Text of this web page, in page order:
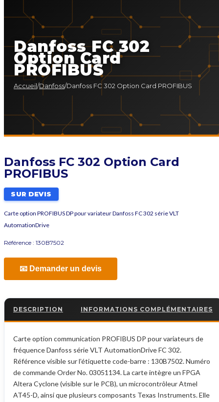
Danfoss FC 302
Option Card
PROFIBUS
Accueil/Danfoss/Danfoss FC 302 Option Card PROFIBUS
Danfoss FC 302 Option Card
PROFIBUS
SUR DEVIS
Carte option PROFIBUS DP pour variateur Danfoss FC 302 série VLT
AutomationDrive
Référence : 130B7502
📧 Demander un devis
DESCRIPTION INFORMATIONS COMPLÉMENTAIRES
Carte option communication PROFIBUS DP pour variateurs de
fréquence Danfoss série VLT AutomationDrive FC 302.
Référence visible sur l’étiquette code-barre : 130B7502. Numéro
de commande Order No. 03051134. La carte intègre un FPGA
Altera Cyclone (visible sur le PCB), un microcontrôleur Atmel
AT45-D, ainsi que plusieurs composants Texas Instruments. Elle